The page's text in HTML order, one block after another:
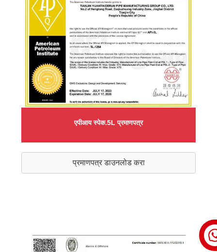
एपीआय स्पेक.5L प्रमाणपत्र
प्रमाणपत्र डाउनलोड करा